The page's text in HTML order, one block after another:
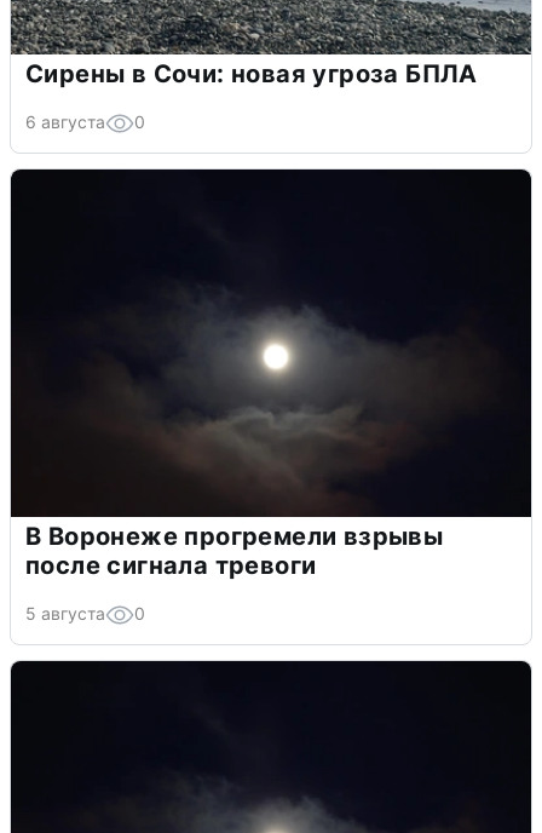
Сирены в Сочи: новая угроза БПЛА
6 августа 0
В Воронеже прогремели взрывы
после сигнала тревоги
5 августа 0